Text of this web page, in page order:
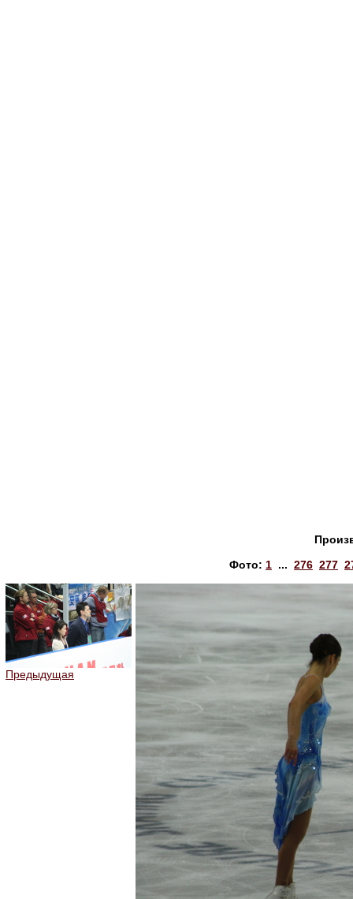
Фото: 1 ... 276 277
Предыдущая